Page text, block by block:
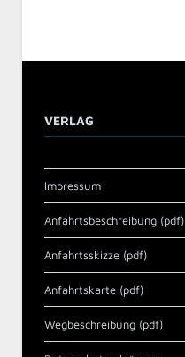
VERLAG
Impressum
Anfahrtsbeschreibung (pdf)
Anfahrtsskizze (pdf)
Anfahrtskarte (pdf)
Wegbeschreibung (pdf)